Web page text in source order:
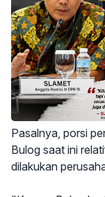
Pasalnya, porsi
Bulog saat ini
dilakukan